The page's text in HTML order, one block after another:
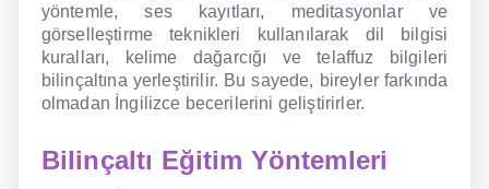
yöntemle, ses kayıtları, meditasyonlar ve
görselleştirme teknikleri kullanılarak dil bilgisi
kuralları, kelime dağarcığı ve telaffuz bilgileri
bilinçaltına yerleştirilir. Bu sayede, bireyler farkında
olmadan İngilizce becerilerini geliştirirler.
Bilinçaltı Eğitim Yöntemleri